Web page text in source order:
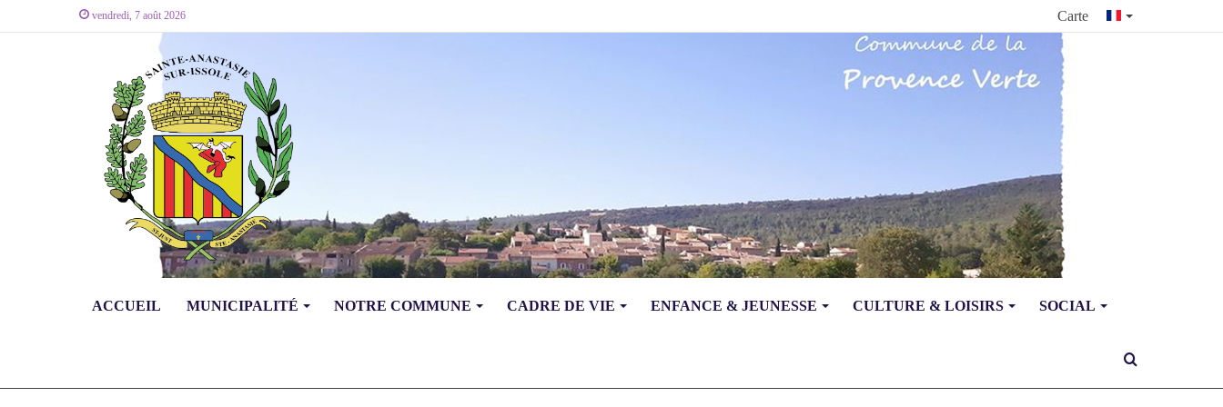
vendredi, 7 août 2026 Carte
ACCUEIL MUNICIPALITÉ NOTRE COMMUNE CADRE DE VIE ENFANCE & JEUNESSE CULTURE & LOISIRS SOCIAL